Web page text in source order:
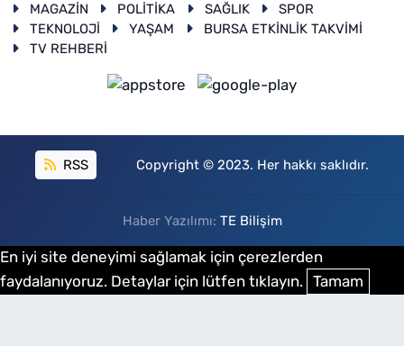
MAGAZİN
POLİTİKA SAĞLIK
SPOR
TEKNOLOJİ
YAŞAM
BURSA ETKİNLİK TAKVİMİ
TV REHBERİ
RSS Copyright © 2023. Her hakkı saklıdır.
Haber Yazılımı: TE Bilişim
En iyi site deneyimi sağlamak için çerezlerden
faydalanıyoruz. Detaylar için lütfen tıklayın. Tamam